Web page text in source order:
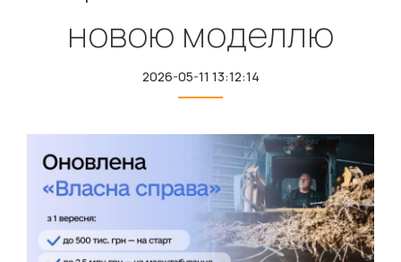
новою моделлю
2026-05-11 13:12:14